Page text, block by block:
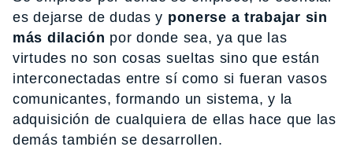
es dejarse de dudas y ponerse a trabajar sin
más dilación por donde sea, ya que las
virtudes no son cosas sueltas sino que están
interconectadas entre sí como si fueran vasos
comunicantes, formando un sistema, y la
adquisición de cualquiera de ellas hace que las
demás también se desarrollen.